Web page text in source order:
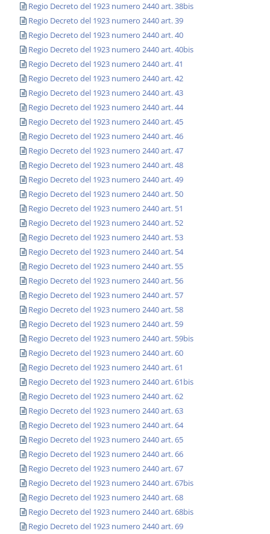
Regio Decreto del 1923 numero 2440 art. 38bis
Regio Decreto del 1923 numero 2440 art. 39
Regio Decreto del 1923 numero 2440 art. 40
Regio Decreto del 1923 numero 2440 art. 40bis
Regio Decreto del 1923 numero 2440 art. 41
Regio Decreto del 1923 numero 2440 art. 42
Regio Decreto del 1923 numero 2440 art. 43
Regio Decreto del 1923 numero 2440 art. 44
Regio Decreto del 1923 numero 2440 art. 45
Regio Decreto del 1923 numero 2440 art. 46
Regio Decreto del 1923 numero 2440 art. 47
Regio Decreto del 1923 numero 2440 art. 48
Regio Decreto del 1923 numero 2440 art. 49
Regio Decreto del 1923 numero 2440 art. 50
Regio Decreto del 1923 numero 2440 art. 51
Regio Decreto del 1923 numero 2440 art. 52
Regio Decreto del 1923 numero 2440 art. 53
Regio Decreto del 1923 numero 2440 art. 54
Regio Decreto del 1923 numero 2440 art. 55
Regio Decreto del 1923 numero 2440 art. 56
Regio Decreto del 1923 numero 2440 art. 57
Regio Decreto del 1923 numero 2440 art. 58
Regio Decreto del 1923 numero 2440 art. 59
Regio Decreto del 1923 numero 2440 art. 59bis
Regio Decreto del 1923 numero 2440 art. 60
Regio Decreto del 1923 numero 2440 art. 61
Regio Decreto del 1923 numero 2440 art. 61bis
Regio Decreto del 1923 numero 2440 art. 62
Regio Decreto del 1923 numero 2440 art. 63
Regio Decreto del 1923 numero 2440 art. 64
Regio Decreto del 1923 numero 2440 art. 65
Regio Decreto del 1923 numero 2440 art. 66
Regio Decreto del 1923 numero 2440 art. 67
Regio Decreto del 1923 numero 2440 art. 67bis
Regio Decreto del 1923 numero 2440 art. 68
Regio Decreto del 1923 numero 2440 art. 68bis
Regio Decreto del 1923 numero 2440 art. 69